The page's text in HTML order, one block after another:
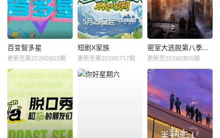
百变智多星
更新至第20260805期
短剧X家族
更新至第20260717期
密室大逃脱第八季大神版
更新至20260805期